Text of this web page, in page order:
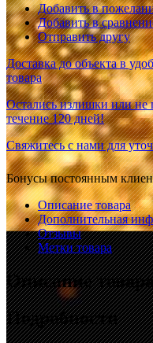
Добавить в
Добавить в
Отправить другу
Доставка до объекта в
товара
Остались излишки или не
течение 120 дней!
Свяжитесь с нами для
Бонусы постоянным
Описание товара
Дополнительная
Отзывы
Метки товара
Описание
Подробности